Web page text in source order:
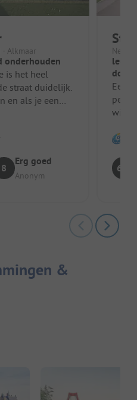
Alkmaar
onderhouden
is het heel
straat duidelijk.
en als je een
8
Erg goed
Anonym
Een
wilt.
6.8
&